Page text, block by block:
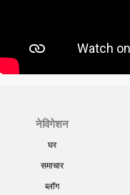
नेविगेशन
घर
समाचार
ब्लॉग